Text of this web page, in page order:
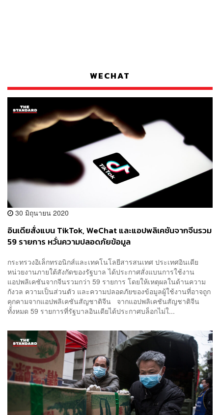
WECHAT
30 มิถุนายน 2020
อินเดียสั่งแบน TikTok, WeChat และแอปพลิเคชันจากจีนรวม
59 รายการ หวั่นความปลอดภัยข้อมูล
กระทรวงอิเล็กทรอนิกส์และเทคโนโลยีสารสนเทศ ประเทศอินเดีย
หน่วยงานภายใต้สังกัดของรัฐบาล ได้ประกาศสั่งแบนการใช้งาน
แอปพลิเคชันจากจีนรวมกว่า 59 รายการ โดยให้เหตุผลในด้านความ
กังวล ความเป็นส่วนตัว และความปลอดภัยของข้อมูลผู้ใช้งานที่อาจถูก
คุกคามจากแอปพลิเคชันสัญชาติจีน จากแอปพลิเคชันสัญชาติจีน
ทั้งหมด 59 รายการที่รัฐบาลอินเดียได้ประกาศบล็อกไม่ใ...